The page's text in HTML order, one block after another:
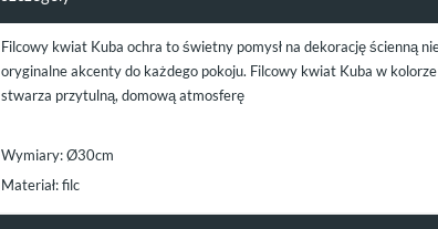
Filcowy kwiat Kuba ochra to świetny pomysł na dekorację ścienną
oryginalne akcenty do każdego pokoju. Filcowy kwiat Kuba w
stwarza przytulną, domową atmosferę
Wymiary: Ø30cm
Materiał: filc